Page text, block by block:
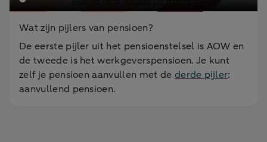
Wat zijn pijlers van pensioen?
De eerste pijler uit het pensioenstelsel is AOW en
de tweede is het werkgeverspensioen. Je kunt
zelf je pensioen aanvullen met de derde pijler:
aanvullend pensioen.